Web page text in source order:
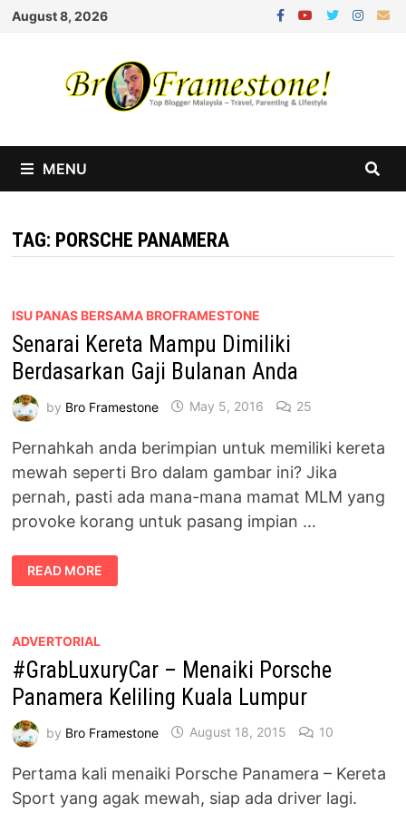
Skip
August 8, 2026
MENU
TAG: PORSCHE PANAMERA
ISU PANAS BERSAMA BROFRAMESTONE
Senarai Kereta Mampu Dimiliki
Berdasarkan Gaji Bulanan Anda
by Bro Framestone May 5, 2016 25
Pernahkah anda berimpian untuk memiliki kereta
mewah seperti Bro dalam gambar ini? Jika
pernah, pasti ada mana-mana mamat MLM yang
provoke korang untuk pasang impian …
SENARAI
KERETA
MAMPU
BULANAN
READ MORE
ADVERTORIAL
#GrabLuxuryCar – Menaiki Porsche
Panamera Keliling Kuala Lumpur
by Bro Framestone August 18, 2015 10
Pertama kali menaiki Porsche Panamera – Kereta
Sport yang agak mewah, siap ada driver lagi.